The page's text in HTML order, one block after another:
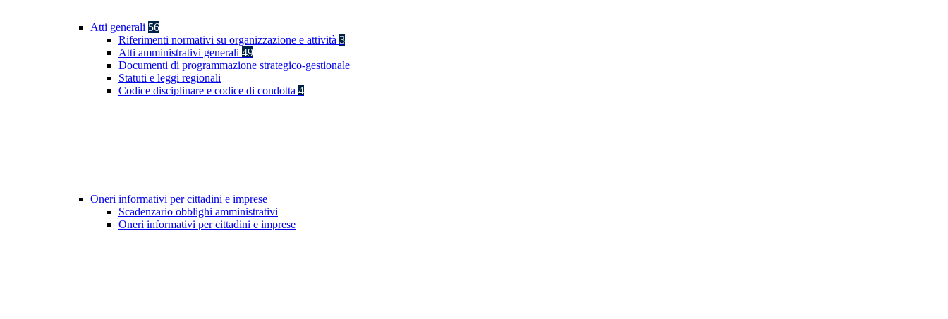
Atti generali 56
Riferimenti normativi su organizzazione e attività 3
Atti amministrativi generali 49
Documenti di programmazione strategico-gestionale
Statuti e leggi regionali
Codice disciplinare e codice di condotta 4
Oneri informativi per cittadini e imprese
Scadenzario obblighi amministrativi
Oneri informativi per cittadini e imprese